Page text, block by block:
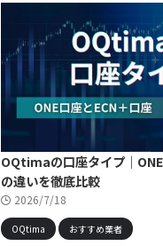
OQtimaの口座タイプ｜
の違いを徹底比較
2026/7/18
OQtima おすすめ業者